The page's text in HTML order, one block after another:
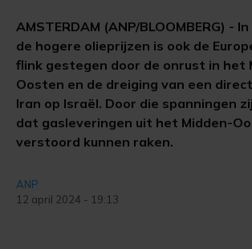
AMSTERDAM (ANP/BLOOMBERG) -
de hogere olieprijzen is ook de
flink gestegen door de onrust in het
Oosten en de dreiging van een
Iran op Israël. Door die spanningen
dat gasleveringen uit het Midden-
verstoord kunnen raken.
ANP
12 april 2024 - 19:13